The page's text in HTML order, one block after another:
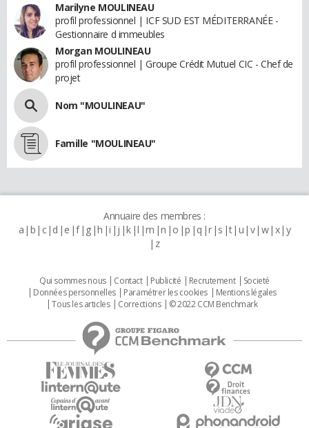
Marilyne MOULINEAU
profil professionnel | ICF SUD EST MÉDITERRANÉE -
Gestionnaire d immeubles
Morgan MOULINEAU
profil professionnel | Groupe Crédit Mutuel CIC - Chef de
projet
Nom "MOULINEAU"
Famille "MOULINEAU"
Annuaire des membres :
a b c d e f g h i j k l m n o p q r s t u v w x y
z
Qui sommes nous Contact Publicité Recrutement
Societé
Données personnelles
Paramétrer les cookies
Mentions légales
Tous les articles
Corrections © 2022 CCM Benchmark